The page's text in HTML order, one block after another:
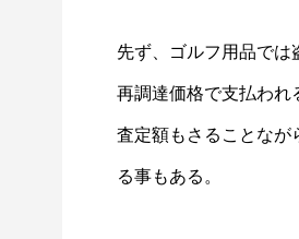
先ず、ゴルフ用品では
再調達価格で支払われ
査定額もさることなが
る事もある。